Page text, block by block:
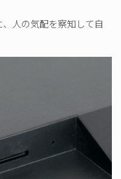
人の気配を察知して自